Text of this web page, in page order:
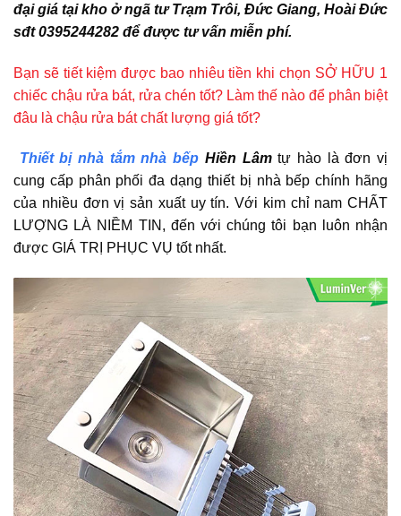
đại giá tại kho ở ngã tư Trạm Trôi, Đức Giang, Hoài Đức
sđt 0395244282 để được tư vấn miễn phí.
Bạn sẽ tiết kiệm được bao nhiêu tiền khi chọn SỞ HỮU 1
chiếc chậu rửa bát, rửa chén tốt? Làm thế nào để phân biệt
đâu là chậu rửa bát chất lượng giá tốt?
Thiết bị nhà tắm nhà bếp Hiền Lâmtự hào là đơn vị
cung cấp phân phối đa dạng thiết bị nhà bếp chính hãng
của nhiều đơn vị sản xuất uy tín. Với kim chỉ nam CHẤT
LƯỢNG LÀ NIỀM TIN, đến với chúng tôi bạn luôn nhận
được GIÁ TRỊ PHỤC VỤ tốt nhất.